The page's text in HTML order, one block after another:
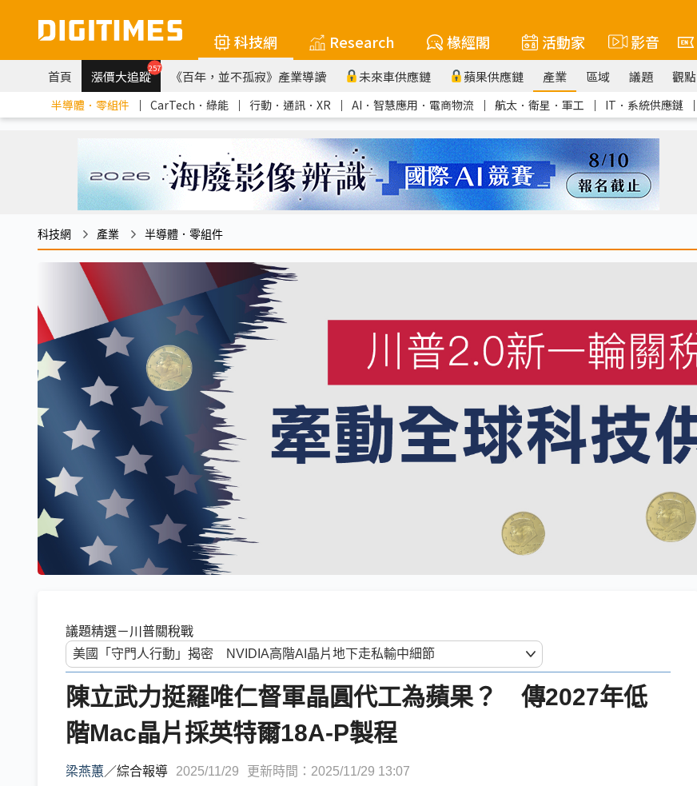
科技網 Research 椽經閣 活動家 影音
首頁 漲價大追蹤257 《百年，並不孤寂》產業導讀 未來車供應鏈 蘋果供應鏈 產業 區域 議題 觀點
半導體．零組件 ｜ CarTech．綠能 ｜ 行動．通訊．XR ｜ AI．智慧應用．電商物流 ｜ 航太．衛星．軍工 ｜ IT．系統供應鏈 ｜
科技網 產業 半導體．零組件
議題精選－川普關稅戰
陳立武力挺羅唯仁督軍晶圓代工為蘋果？ 傳2027年低
階Mac晶片採英特爾18A-P製程
梁燕蕙 ／綜合報導 2025/11/29 更新時間：2025/11/29 13:07